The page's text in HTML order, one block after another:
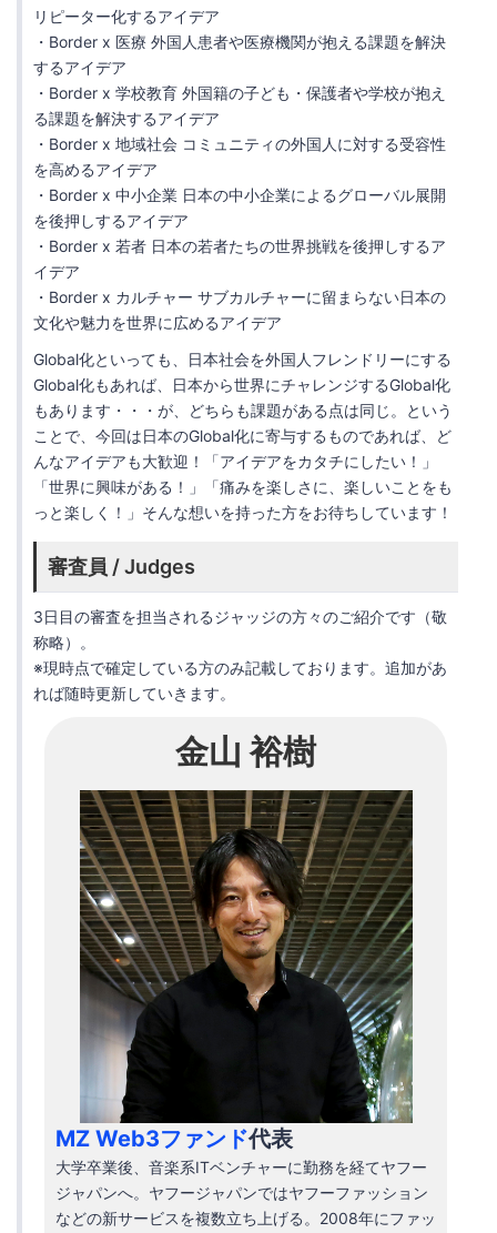
リピーター化するアイデア
・Border x 医療 外国人患者や医療機関が抱える課題を解決
するアイデア
・Border x 学校教育 外国籍の子ども・保護者や学校が抱え
る課題を解決するアイデア
・Border x 地域社会 コミュニティの外国人に対する受容性
を高めるアイデア
・Border x 中小企業 日本の中小企業によるグローバル展開
を後押しするアイデア
・Border x 若者 日本の若者たちの世界挑戦を後押しするア
イデア
・Border x カルチャー サブカルチャーに留まらない日本の
文化や魅力を世界に広めるアイデア
Global化といっても、日本社会を外国人フレンドリーにする
Global化もあれば、日本から世界にチャレンジするGlobal化
もあります・・・が、どちらも課題がある点は同じ。という
ことで、今回は日本のGlobal化に寄与するものであれば、ど
んなアイデアも大歓迎！「アイデアをカタチにしたい！」
「世界に興味がある！」「痛みを楽しさに、楽しいことをも
っと楽しく！」そんな想いを持った方をお待ちしています！
審査員 / Judges
3日目の審査を担当されるジャッジの方々のご紹介です（敬
称略）。
※現時点で確定している方のみ記載しております。追加があ
れば随時更新していきます。
金山 裕樹
MZ Web3ファンド代表
大学卒業後、音楽系ITベンチャーに勤務を経てヤフー
ジャパンへ。ヤフージャパンではヤフーファッション
などの新サービスを複数立ち上げる。2008年にファッ